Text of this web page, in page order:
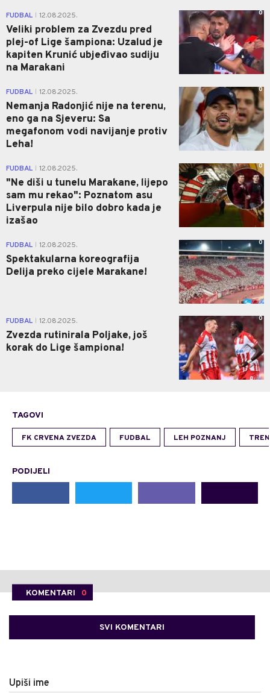
FUDBAL 12.08.2025.
Veliki problem za Zvezdu pred
plej-of Lige šampiona: Uzalud je
kapiten Krunić ubjeđivao sudiju
na Marakani
0
FUDBAL 12.08.2025.
Nemanja Radonjić nije na terenu,
eno ga na Sjeveru: Sa
megafonom vodi navijanje protiv
Leha!
0
FUDBAL 12.08.2025.
"Ne diši u tunelu Marakane, lijepo
sam mu rekao": Poznatom asu
Liverpula nije bilo dobro kada je
izašao
0
FUDBAL 12.08.2025.
Spektakularna koreografija
Delija preko cijele Marakane!
0
FUDBAL 12.08.2025.
Zvezda rutinirala Poljake, još
korak do Lige šampiona!
0
TAGOVI
FK CRVENA ZVEZDA FUDBAL LEH POZNANJ
PODIJELI
KOMENTARI 0
SVI KOMENTARI
Upiši ime